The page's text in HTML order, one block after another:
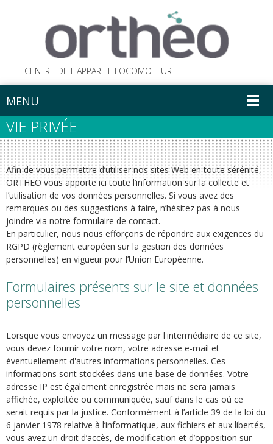
CENTRE DE L'APPAREIL LOCOMOTEUR
MENU
VIE PRIVÉE
Afin de vous permettre d’utiliser nos sites Web en toute sérénité,
ORTHEO vous apporte ici toute l’information sur la collecte et
l’utilisation de vos données personnelles. Si vous avez des
remarques ou des suggestions à faire, n’hésitez pas à nous
joindre via notre formulaire de contact.
En particulier, nous nous efforçons de répondre aux exigences du
RGPD (règlement européen sur la gestion des données
personnelles) en vigueur pour l’Union Européenne.
Formulaires présents sur le site et données
personnelles
Lorsque vous envoyez un message par l'intermédiaire de ce site,
vous devez fournir votre nom, votre adresse e-mail et
éventuellement d'autres informations personnelles. Ces
informations sont stockées dans une base de données. Votre
adresse IP est également enregistrée mais ne sera jamais
affichée, exploitée ou communiquée, sauf dans le cas où ce
serait requis par la justice. Conformément à l’article 39 de la loi du
6 janvier 1978 relative à l’informatique, aux fichiers et aux libertés,
vous avez un droit d’accès, de modification et d’opposition sur